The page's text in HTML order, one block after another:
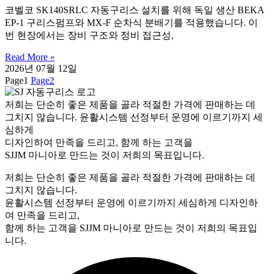
코벨코 SK140SRLC 자동구리스 설치를 위해 독일 생산 BEKA
EP-1 구리스펌프와 MX-F 순차식 분배기를 적용했습니다. 이
번 현장에서는 장비 구조와 정비 접근성,
Read More »
2026년 07월 12일
Page1 Page2
저희는 단순히 좋은 제품을 골라 적절한 가격에 판매하는 데
그치지 않습니다. 윤활시스템 선정부터 운영에 이르기까지 세
심하게
디자인하여 만족을 드리고, 함께 하는 고객을
SJJM 마니아로 만드는 것이 저희의 목표입니다.
저희는 단순히 좋은 제품을 골라 적절한 가격에 판매하는 데
그치지 않습니다.
윤활시스템 선정부터 운영에 이르기까지 세심하게 디자인하
여 만족을 드리고,
함께 하는 고객을 SJJM 마니아로 만드는 것이 저희의 목표입
니다.